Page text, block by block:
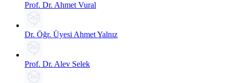
Prof. Dr. Ahmet Vural
Dr. Öğr. Üyesi Ahmet Yalnız
Prof. Dr. Alev Selek